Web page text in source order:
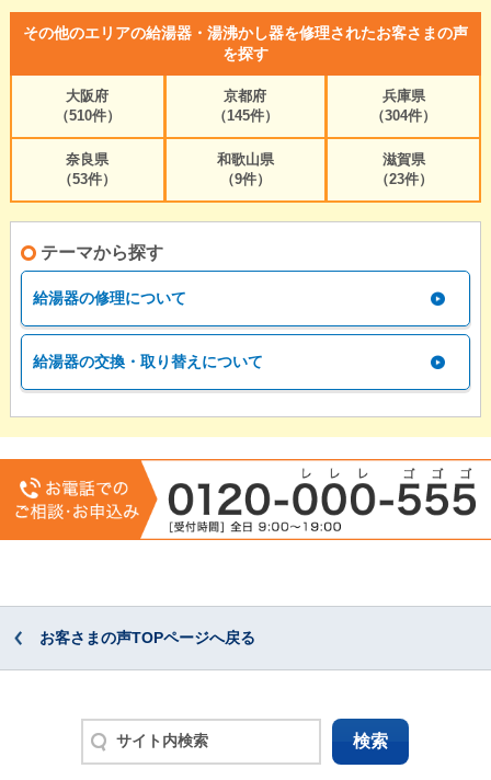
その他のエリアの給湯器・湯沸かし器を修理されたお客さまの声
を探す
大阪府
（510件）
京都府
（145件）
兵庫県
（304件）
奈良県
（53件）
和歌山県
（9件）
滋賀県
（23件）
テーマから探す
給湯器の修理について
給湯器の交換・取り替えについて
お客さまの声TOPページへ戻る